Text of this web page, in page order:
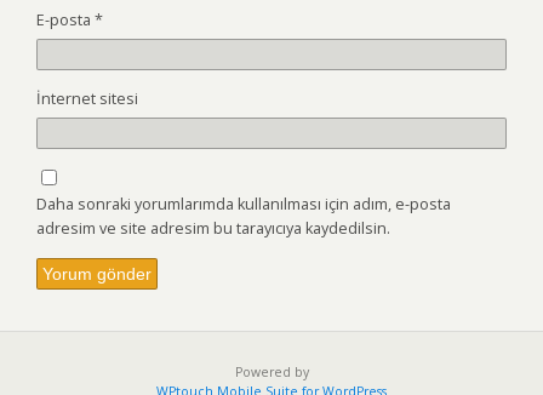
E-posta *
İnternet sitesi
Daha sonraki yorumlarımda kullanılması için adım, e-posta
adresim ve site adresim bu tarayıcıya kaydedilsin.
Powered by
WPtouch Mobile Suite for WordPress